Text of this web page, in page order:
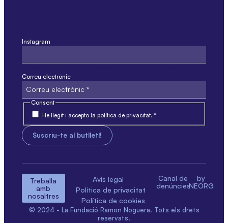
Instagram
Correu electrònic
Consent
He llegit i accepto la política de privacitat. *
Treballa
amb
nosaltres
Avís legal
Política de privacitat
Política de cookies
Canal de
denúncies
by
NEORG
© 2024 - La Fundació Ramon Noguera. Tots els drets
reservats.